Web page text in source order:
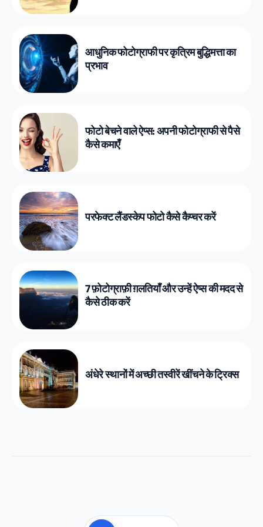
आधुनिक फोटोग्राफी पर कृत्रिम बुद्धिमत्ता का
प्रभाव
फोटो बेचने वाले ऐप्स: अपनी फोटोग्राफी से पैसे
कैसे कमाएँ
परफेक्ट लैंडस्केप फोटो कैसे कैप्चर करें
7 फ़ोटोग्राफ़ी ग़लतियाँ और उन्हें ऐप्स की मदद से
कैसे ठीक करें
अंधेरे स्थानों में अच्छी तस्वीरें खींचने के ट्रिक्स